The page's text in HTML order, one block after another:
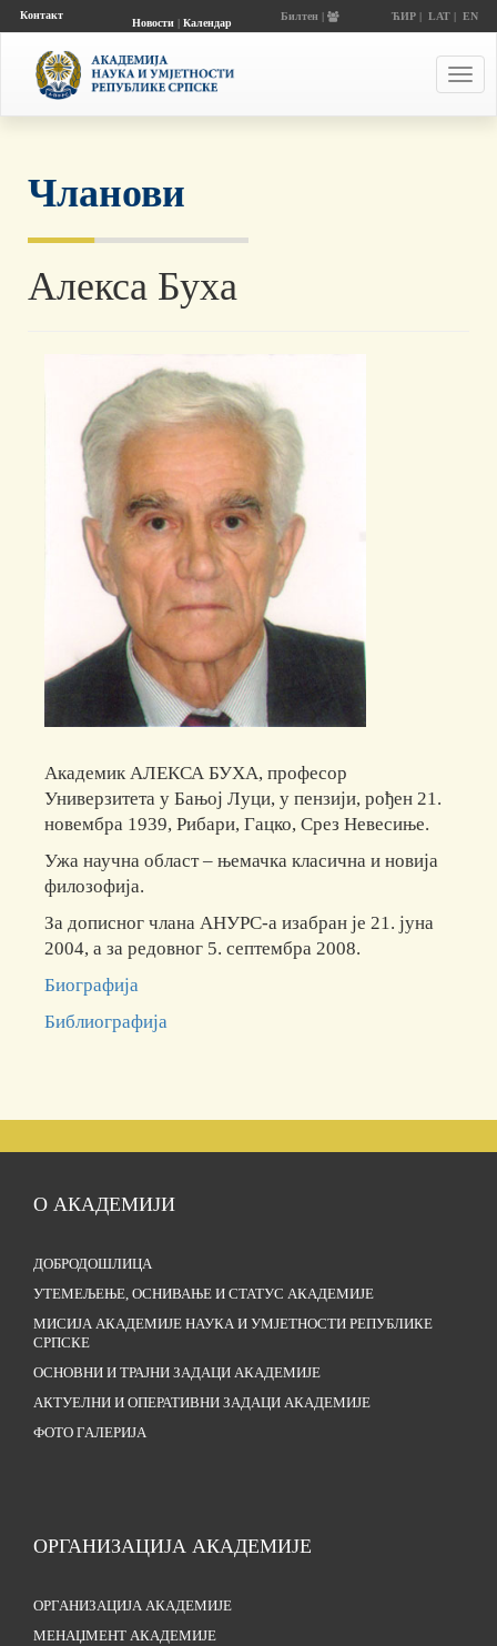
Контакт
Новости| Календар
Билтен | ЋИР| LAT| EN
Чланови
Алекса Буха
Академик АЛЕКСА БУХА, професор
Универзитета у Бањој Луци, у пензији, рођен 21.
новембра 1939, Рибари, Гацко, Срез Невесиње.
Ужа научна област – њемачка класична и новија
филозофија.
За дописног члана АНУРС-а изабран је 21. јуна
2004, а за редовног 5. септембра 2008.
Биографија
Библиографија
О АКАДЕМИЈИ
ДОБРОДОШЛИЦА
УТЕМЕЉЕЊЕ, ОСНИВАЊЕ И СТАТУС АКАДЕМИЈЕ
МИСИЈА АКАДЕМИЈЕ НАУКА И УМЈЕТНОСТИ РЕПУБЛИКЕ
СРПСКЕ
ОСНОВНИ И ТРАЈНИ ЗАДАЦИ АКАДЕМИЈЕ
АКТУЕЛНИ И ОПЕРАТИВНИ ЗАДАЦИ АКАДЕМИЈЕ
ФОТО ГАЛЕРИЈА
ОРГАНИЗАЦИЈА АКАДЕМИЈЕ
ОРГАНИЗАЦИЈА АКАДЕМИЈЕ
МЕНАЏМЕНТ АКАДЕМИЈЕ